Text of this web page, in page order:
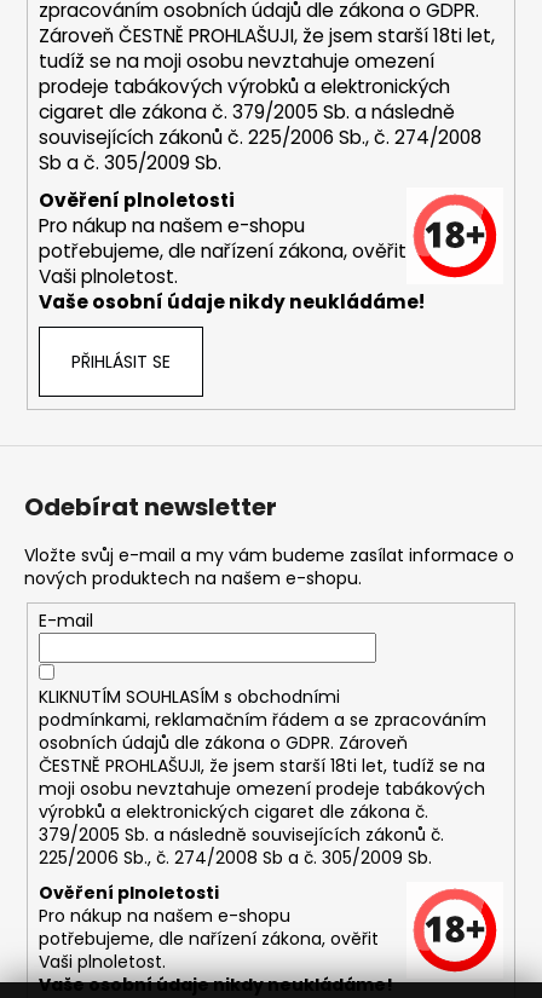
HLEDAT
D
o
r
j
e
m
e
DEKANG
USA
MIX
10ML
11MG
169
Kč
Původně:
195
Kč
zpracováním osobních údajů dle zákona oGDPR.
Zároveň ČESTNĚ PROHLAŠUJI, že jsem starší 18ti let,
tudíž se na moji osobu nevztahuje omezení
prodeje tabákových výrobků a elektronických
cigaret dle zákona č. 379/2005 Sb. a následně
souvisejících zákonů č. 225/2006 Sb., č. 274/2008
Sb a č. 305/2009 Sb.
Ověření plnoletosti
Pro nákup na našem e-shopu
potřebujeme, dle nařízení zákona, ověřit
Vaši plnoletost.
Vaše osobní údaje nikdy neukládáme!
PŘIHLÁSIT SE
Odebírat newsletter
Vložte svůj e-mail a my vám budeme zasílat informace o
nových produktech na našem e-shopu.
E-mail
KLIKNUTÍM SOUHLASÍM s obchodními
podmínkami, reklamačním řádem a se zpracováním
osobních údajů dle zákona o GDPR. Zároveň
ČESTNĚ PROHLAŠUJI, že jsem starší 18ti let, tudíž se na
moji osobu nevztahuje omezení prodeje tabákových
výrobků a elektronických cigaret dle zákona č.
379/2005 Sb. a následně souvisejících zákonů č.
225/2006 Sb., č. 274/2008 Sb a č. 305/2009 Sb.
Ověření plnoletosti
Pro nákup na našem e-shopu
potřebujeme, dle nařízení zákona, ověřit
Vaši plnoletost.
Vaše osobní údaje nikdy neukládáme!